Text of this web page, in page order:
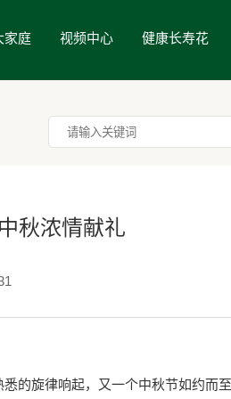
家庭 视频中心 健康长寿花
秋浓情献礼
旋律响起，又一个中秋节如约而至